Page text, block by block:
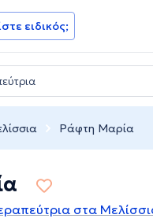
ειδικός;
Ράφτη Μαρία
στα